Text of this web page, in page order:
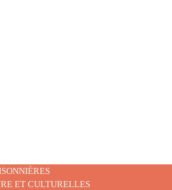
ET CULTURELLES